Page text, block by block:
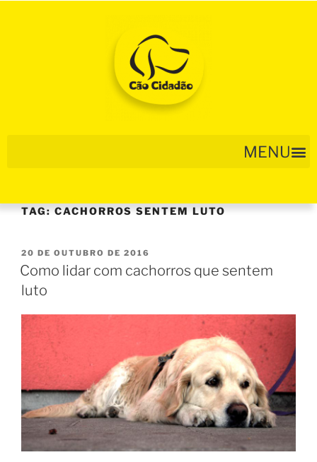
TAG:CACHORROS SENTEM LUTO
20 DE OUTUBRO DE 2016
Como lidar com cachorros que sentem
luto